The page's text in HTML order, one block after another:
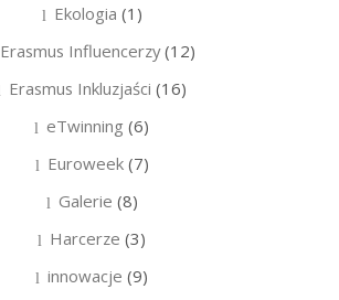
Ekologia (1)
Erasmus Influencerzy(12)
Erasmus Inkluzjaści (16)
eTwinning (6)
Euroweek(7)
Galerie (8)
Harcerze (3)
innowacje (9)